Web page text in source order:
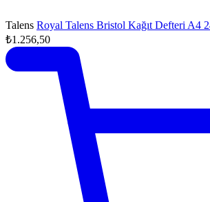
Talens Royal Talens Bristol Kağıt Defteri A4
₺1.256,50